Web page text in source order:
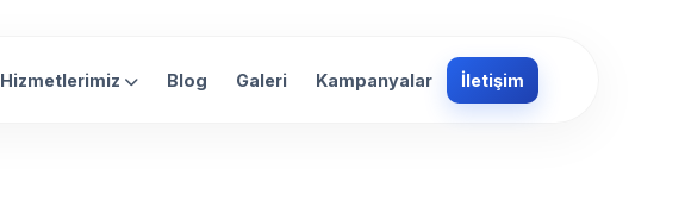
Hizmetlerimiz Blog Galeri Kampanyalar İletişim